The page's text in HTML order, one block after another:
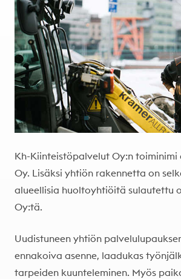
Kh-Kiinteistöpalvelut Oy:n
Oy. Lisäksi yhtiön rakennetta on
alueellisia huoltoyhtiöitä sulautettu
Oy:tä.
Uudistuneen yhtiön
ennakoiva asenne, laadukas
tarpeiden kuunteleminen. Myös